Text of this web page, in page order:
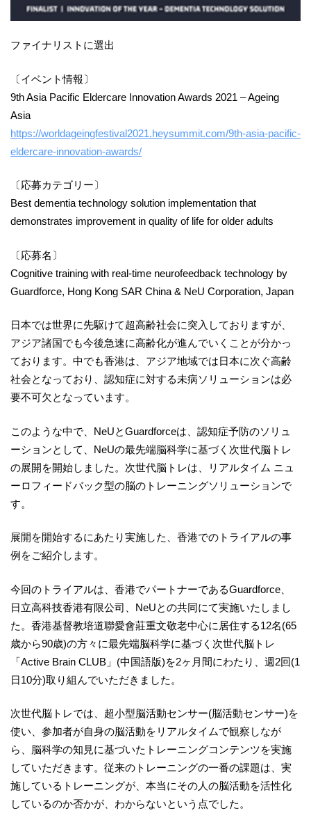
ファイナリストに選出
〔イベント情報〕
9th Asia Pacific Eldercare Innovation Awards 2021 – Ageing
Asia
https://worldageingfestival2021.heysummit.com/9th-asia-pacific-
eldercare-innovation-awards/
〔応募カテゴリー〕
Best dementia technology solution implementation that
demonstrates improvement in quality of life for older adults
〔応募名〕
Cognitive training with real-time neurofeedback technology by
Guardforce, Hong Kong SAR China & NeU Corporation, Japan
日本では世界に先駆けて超高齢社会に突入しておりますが、
アジア諸国でも今後急速に高齢化が進んでいくことが分かっ
ております。中でも香港は、アジア地域では日本に次ぐ高齢
社会となっており、認知症に対する未病ソリューションは必
要不可欠となっています。
このような中で、NeUとGuardforceは、認知症予防のソリュ
ーションとして、NeUの最先端脳科学に基づく次世代脳トレ
の展開を開始しました。次世代脳トレは、リアルタイム ニュ
ーロフィードバック型の脳のトレーニングソリューションで
す。
展開を開始するにあたり実施した、香港でのトライアルの事
例をご紹介します。
今回のトライアルは、香港でパートナーであるGuardforce、
日立高科技香港有限公司、NeUとの共同にて実施いたしまし
た。香港基督教培道聯愛會莊重文敬老中心に居住する12名(65
歳から90歳)の方々に最先端脳科学に基づく次世代脳トレ
「Active Brain CLUB」(中国語版)を2ヶ月間にわたり、週2回(1
日10分)取り組んでいただきました。
次世代脳トレでは、超小型脳活動センサー(脳活動センサー)を
使い、参加者が自身の脳活動をリアルタイムで観察しなが
ら、脳科学の知見に基づいたトレーニングコンテンツを実施
していただきます。従来のトレーニングの一番の課題は、実
施しているトレーニングが、本当にその人の脳活動を活性化
しているのか否かが、わからないという点でした。